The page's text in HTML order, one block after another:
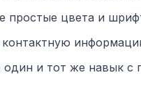
простые цвета и
контактную
один и тот же навык